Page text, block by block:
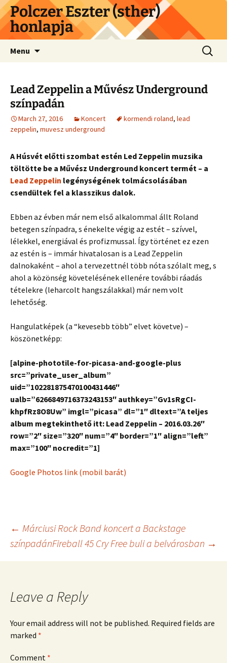
Skip
to
content
Polczer Eszter (sther)
honlapja
Menu
Search
for:
Lead Zeppelin a Művész Underground
színpadán
March 27, 2016 Koncert kormendi roland, lead
zeppelin, muvesz underground
A Húsvét előtti szombat estén Led Zeppelin muzsika
töltötte be a Művész Underground koncert termét – a
Lead Zeppelin legénységének tolmácsolásában
csendültek fel a klasszikus dalok.
Ebben az évben már nem első alkalommal állt Roland
betegen színpadra, s énekelte végig az estét – szívvel,
lélekkel, energiával és profizmussal. Így történet ez ezen
az estén is – immár hivatalosan is a Lead Zeppelin
dalnokaként – ahol a tervezettnél több nóta szólalt meg, s
ahol a közönség követelésének ellenére további ráadás
tételekre (leharcolt hangszálakkal) már nem volt
lehetőség.
Hangulatképek (a “kevesebb több” elvet követve) –
köszönetképp:
[alpine-phototile-for-picasa-and-google-plus
src=”private_user_album”
uid=”102281875470100431446″
ualb=”6266849716373243153″ authkey=”Gv1sRgCI-
khpfRz8O8Uw” imgl=”picasa” dl=”1″ dltext=”A teljes
album megtekinthető itt: Lead Zeppelin – 2016.03.26″
row=”2″ size=”320″ num=”4″ border=”1″ align=”left”
max=”100″ nocredit=”1]
Google Photos link (mobil barát)
Post
navigation
← Márciusi Rock Band koncert a Backstage
színpadánFireball 45 Cry Free buli a belvárosban →
Leave a Reply
Your email address will not be published. Required fields are
marked *
Comment *